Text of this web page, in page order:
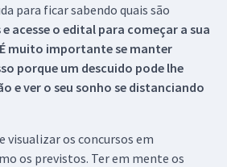
para ficar sabendo quais são
acesse o edital para começar a sua
muito importante se manter
porque um descuido pode lhe
e ver o seu sonho se distanciando
visualizar os concursos em
os previstos. Ter em mente os